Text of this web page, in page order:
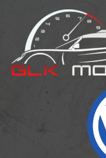
contenu